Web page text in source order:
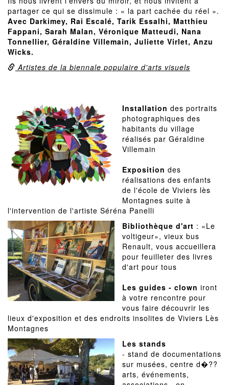
partager ce qui se dissimule : « la part cachée du réel ».
Avec Darkimey, Rai Escalé, Tarik Essalhi, Matthieu
Fappani, Sarah Malan, Véronique Matteudi, Nana
Tonnellier, Géraldine Villemain, Juliette Virlet, Anzu
Wicks.
Artistes de la biennale populaire d'arts visuels
Installation des portraits
photographiques des
habitants du village
réalisés par Géraldine
Villemain
Exposition des
réalisations des enfants
de l'école de Viviers lès
Montagnes suite à
l'intervention de l'artiste Séréna Panelli
Bibliothèque d'art : «Le
voltigeur», vieux bus
Renault, vous accueillera
pour feuilleter des livres
d'art pour tous
Les guides - clown iront
à votre rencontre pour
vous faire découvrir les
lieux d'exposition et des endroits insolites de Viviers Lès
Montagnes
Les stands
- stand de documentations
sur musées, centre d�??
arts, événements,